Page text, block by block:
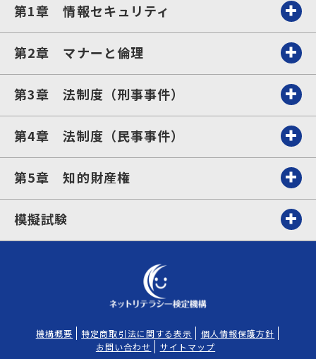
第1章 情報セキュリティ
第2章 マナーと倫理
第3章 法制度（刑事事件）
第4章 法制度（民事事件）
第5章 知的財産権
模擬試験
機構概要 特定商取引法に関する表示
個人情報保護方針
お問い合わせ
サイトマップ